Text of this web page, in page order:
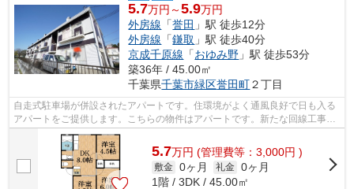
5.7万円～5.9万円
外房線 「誉田 」駅 徒歩12分
外房線 「鎌取 」駅 徒歩40分
京成千原線 「おゆみ野 」駅 徒歩53分
築36年 / 45.00㎡
千葉県千葉市緑区誉田町２丁目
自走式駐車場が併設されたアパートです。住環境がよく通風良好で日も入る
アパートをご提供します。こちらの物件はアパートです。新たな回線工事が
必要ない、経済的なネット回線工事済...
5.7万円 (管理費等：3,000円 )
敷金 0ヶ月 礼金 0ヶ月
1階 / 3DK / 45.00㎡